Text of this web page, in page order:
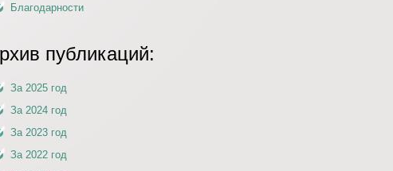
Благодарности
публикаций:
За 2025 год
За 2024 год
За 2023 год
За 2022 год